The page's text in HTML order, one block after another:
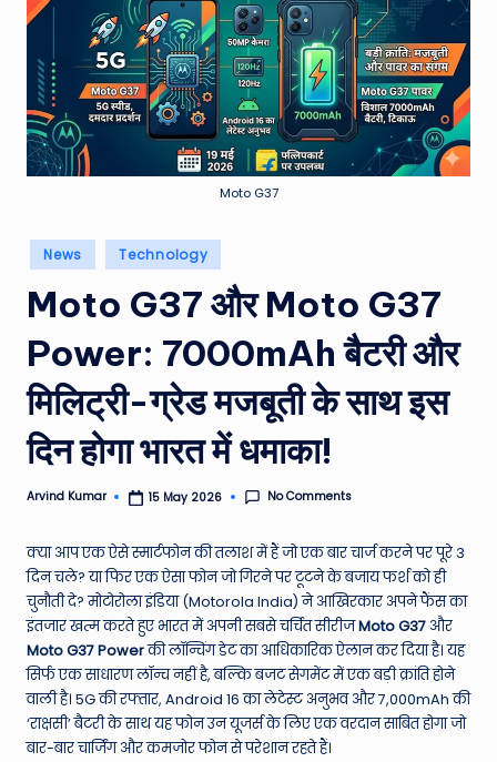
e
t
h
er
T
e
c
h
&
M
o
vi
N
e
w
s
A
ro
Moto G37
Posted
in
News Technology
Moto G37 और Moto G37
Power: 7000mAh बैटरी और
मिलिट्री-ग्रेड मजबूती के साथ इस
दिन होगा भारत में धमाका!
Posted
Arvind Kumar 15 May 2026 No Comments
क्या आप एक ऐसे स्मार्टफोन की तलाश में हैं जो एक बार चार्ज करने पर पूरे 3
दिन चले? या फिर एक ऐसा फोन जो गिरने पर टूटने के बजाय फर्श को ही
चुनौती दे? मोटोरोला इंडिया (Motorola India) ने आखिरकार अपने फैंस का
इंतजार खत्म करते हुए भारत में अपनी सबसे चर्चित सीरीजMoto G37 और
Moto G37 Powerकी लॉन्चिंग डेट का आधिकारिक ऐलान कर दिया है। यह
सिर्फ एक साधारण लॉन्च नहीं है, बल्कि बजट सेगमेंट में एक बड़ी क्रांति होने
वाली है। 5G की रफ्तार, Android 16 का लेटेस्ट अनुभव और 7,000mAh की
‘राक्षसी’ बैटरी के साथ यह फोन उन यूजर्स के लिए एक वरदान साबित होगा जो
बार-बार चार्जिंग और कमजोर फोन से परेशान रहते हैं।